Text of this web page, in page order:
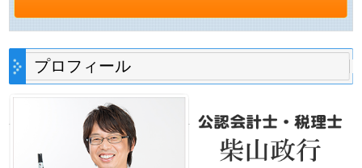
プロフィール